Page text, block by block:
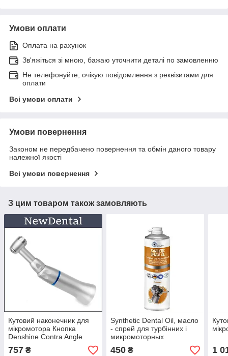
Умови оплати
Оплата на рахунок
Зв'яжіться зі мною, бажаю уточнити деталі по замовленню
Не телефонуйте, очікую повідомлення з реквізитами для
оплати
Всі умови оплати
Умови повернення
Законом не передбачено повернення та обмін даного товару
належної якості
Всі умови повернення
З цим товаром також замовляють
Кутовий наконечник для
мікромотора Кнопка
Denshine Contra Angle
Handpiece
757 ₴
Synthetic Dental Oil, масло
- спрей для турбінних і
микромоторных
наконечників, 500мл.
450₴ 1